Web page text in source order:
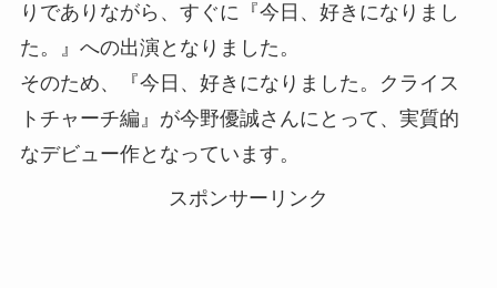
りでありながら、すぐに『今日、好きになりまし
た。』への出演となりました。
そのため、『今日、好きになりました。クライス
トチャーチ編』が今野優誠さんにとって、実質的
なデビュー作となっています。
スポンサーリンク